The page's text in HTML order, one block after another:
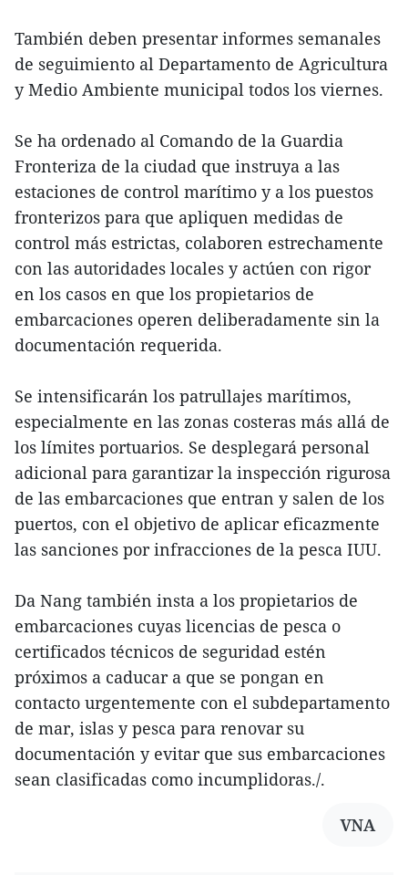
También deben presentar informes semanales
de seguimiento al Departamento de Agricultura
y Medio Ambiente municipal todos los viernes.
Se ha ordenado al Comando de la Guardia
Fronteriza de la ciudad que instruya a las
estaciones de control marítimo y a los puestos
fronterizos para que apliquen medidas de
control más estrictas, colaboren estrechamente
con las autoridades locales y actúen con rigor
en los casos en que los propietarios de
embarcaciones operen deliberadamente sin la
documentación requerida.
Se intensificarán los patrullajes marítimos,
especialmente en las zonas costeras más allá de
los límites portuarios. Se desplegará personal
adicional para garantizar la inspección rigurosa
de las embarcaciones que entran y salen de los
puertos, con el objetivo de aplicar eficazmente
las sanciones por infracciones de la pesca IUU.
Da Nang también insta a los propietarios de
embarcaciones cuyas licencias de pesca o
certificados técnicos de seguridad estén
próximos a caducar a que se pongan en
contacto urgentemente con el subdepartamento
de mar, islas y pesca para renovar su
documentación y evitar que sus embarcaciones
sean clasificadas como incumplidoras./.
VNA